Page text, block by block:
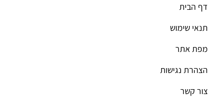
דף הבית
תנאי שימוש
מפת אתר
הצהרת נגישות
צור קשר